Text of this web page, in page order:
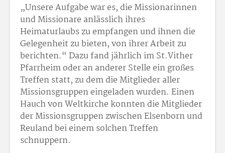
„Unsere Aufgabe war es, die Missionarinnen
und Missionare anlässlich ihres
Heimaturlaubs zu empfangen und ihnen die
Gelegenheit zu bieten, von ihrer Arbeit zu
berichten.“ Dazu fand jährlich im St.Vither
Pfarrheim oder an anderer Stelle ein großes
Treffen statt, zu dem die Mitglieder aller
Missionsgruppen eingeladen wurden. Einen
Hauch von Weltkirche konnten die Mitglieder
der Missionsgruppen zwischen Elsenborn und
Reuland bei einem solchen Treffen
schnuppern.